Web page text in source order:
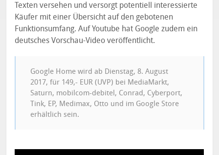
Texten versehen und versorgt potentiell interessierte
Käufer mit einer Übersicht auf den gebotenen
Funktionsumfang. Auf Youtube hat Google zudem ein
deutsches Vorschau-Video veröffentlicht.
Google Home wird ab Dienstag, 8. August
2017, für 149,- EUR (UVP) bei MediaMarkt,
Saturn, mobilcom-debitel, Conrad, Cyberport,
Tink, EP, Medimax, Otto und im Google Store
erhältlich sein.